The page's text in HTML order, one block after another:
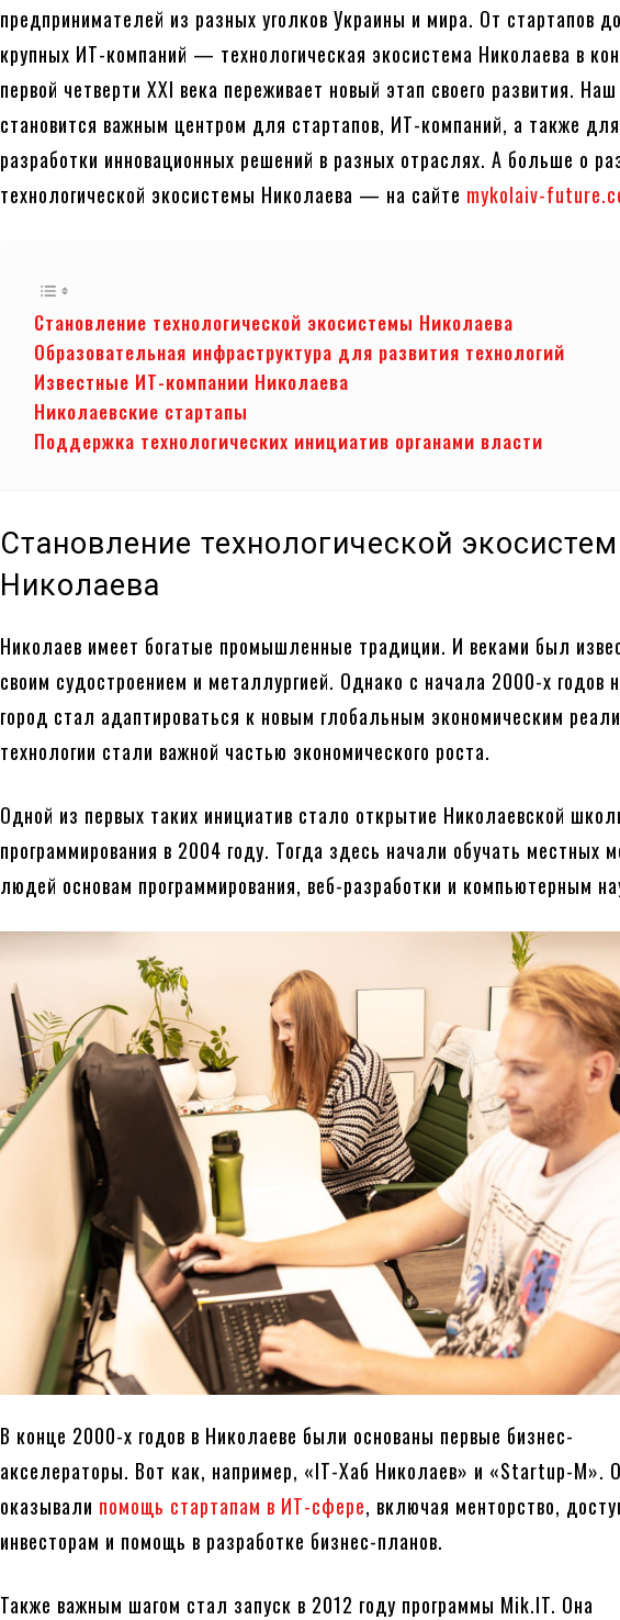
предпринимателей из разных уголков Украины и мира. От стартапов до
крупных ИТ-компаний — технологическая экосистема Николаева в
первой четверти XXI века переживает новый этап своего развития.
становится важным центром для стартапов, ИТ-компаний, а также для
разработки инновационных решений в разных отраслях. А больше о
технологической экосистемы Николаева — на сайте mykolaiv-
Становление технологической экосистемы Николаева
Образовательная инфраструктура для развития технологий
Известные ИТ-компании Николаева
Николаевские стартапы
Поддержка технологических инициатив органами власти
Становление технологической
Николаева
Николаев имеет богатые промышленные традиции. И веками был
своим судостроением и металлургией. Однако с начала 2000-х годов
город стал адаптироваться к новым глобальным экономическим
технологии стали важной частью экономического роста.
Одной из первых таких инициатив стало открытие Николаевской
программирования в 2004 году. Тогда здесь начали обучать местных
людей основам программирования, веб-разработки и компьютерным
В конце 2000-х годов в Николаеве были основаны первые бизнес-
акселераторы. Вот как, например, «IT-Хаб Николаев» и «Startup-M».
оказывали помощь стартапам в ИТ-сфере, включая менторство,
инвесторам и помощь в разработке бизнес-планов.
Также важным шагом стал запуск в 2012 году программы Mik.IT. Она